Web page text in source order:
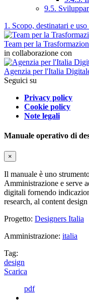
9.5.
1. Scopo, destinatari e
Team per la
in collaborazione con
Agenzia per l'Italia
Seguici su
Privacy policy
Cookie policy
Note legali
Manuale operativo di
×
Il manuale è uno
Amministrazione e serve
digitali fornendo
research, al content
Progetto: Designers Italia
Amministrazione: italia
Tag:
design
Scarica
pdf